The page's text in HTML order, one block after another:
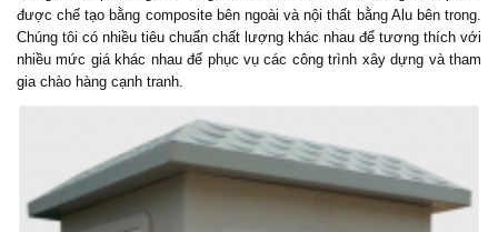
được chế tạo bằng composite bên ngoài và nội thất bằng Alu bên trong.
Chúng tôi có nhiều tiêu chuẩn chất lượng khác nhau để tương thích với
nhiều mức giá khác nhau để phục vụ các công trình xây dựng và tham
gia chào hàng cạnh tranh.